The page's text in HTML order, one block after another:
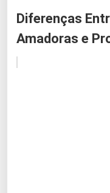
Diferenças
Amadoras e